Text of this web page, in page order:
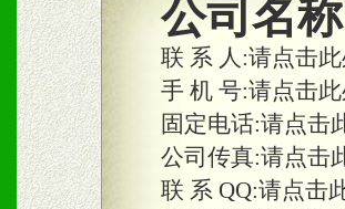
合作关系。
三、物料及媒体
1、免费提供体验
公司名称
联 系 人:请点击
手 机 号:请点击
固定电话:请点击
公司传真:请点击
联 系 QQ:请点击